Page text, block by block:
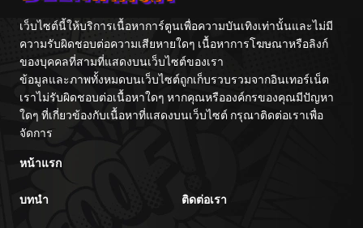
เว็บไซต์นี้ให้บริการเนื้อหาการ์ตูนเพื่อความบันเทิงเท่านั้นและไม่มี
ความรับผิดชอบต่อความเสียหายใดๆ เนื้อหาการโฆษณาหรือลิงก์
ของบุคคลที่สามที่แสดงบนเว็บไซต์ของเรา
ข้อมูลและภาพทั้งหมดบนเว็บไซต์ถูกเก็บรวบรวมจากอินเทอร์เน็ต
เราไม่รับผิดชอบต่อเนื้อหาใดๆ หากคุณหรือองค์กรของคุณมีปัญหา
ใดๆ ที่เกี่ยวข้องกับเนื้อหาที่แสดงบนเว็บไซต์ กรุณาติดต่อเราเพื่อ
จัดการ
หน้าแรก
บทนำ ติดต่อเรา